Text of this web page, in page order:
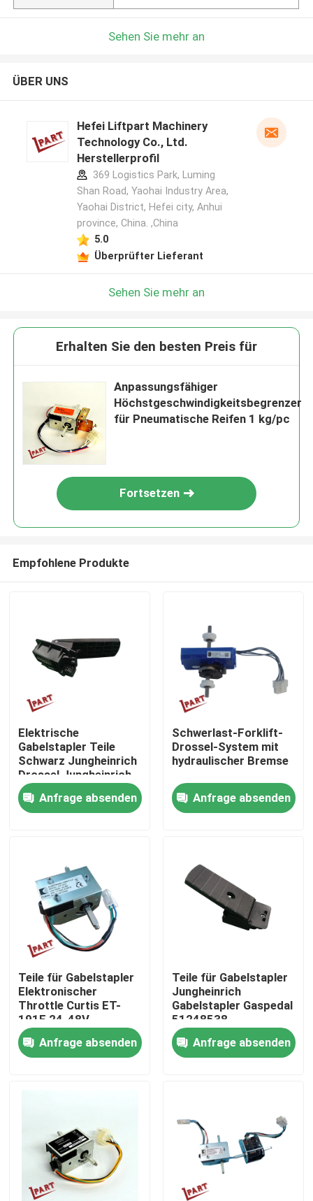
Nach Hause
Kontakte
Produkte
Videos
Gabelstapler-Batterie-Teile
Gabelstapler-Antriebsrad
Elektrischer Gabelstapler-Motor
LED-Gabelstapler-Lichter
Sehen Sie mehr an
ÜBER UNS
Hefei Liftpart Machinery
Technology Co., Ltd.
Herstellerprofil
369 Logistics Park, Luming
Shan Road, Yaohai Industry Area,
Yaohai District, Hefei city, Anhui
province, China. ,China
5.0
Überprüfter Lieferant
Sehen Sie mehr an
Erhalten Sie den besten Preis für
Anpassungsfähiger
Höchstgeschwindigkeitsbegrenzer
für Pneumatische Reifen 1 kg/pc
Fortsetzen
Empfohlene Produkte
Elektrische
Gabelstapler Teile
Schwarz Jungheinrich
Drossel Jungheinrich
Gaspedal 51248538
Anfrage absenden
Schwerlast-Forklift-
Drossel-System mit
hydraulischer Bremse
Anfrage absenden
Teile für Gabelstapler
Elektronischer
Throttle Curtis ET-
191E 24-48V
Gabelstapler-
Beschleuniger
Anfrage absenden
Teile für Gabelstapler
Jungheinrich
Gabelstapler Gaspedal
51248538
Anfrage absenden